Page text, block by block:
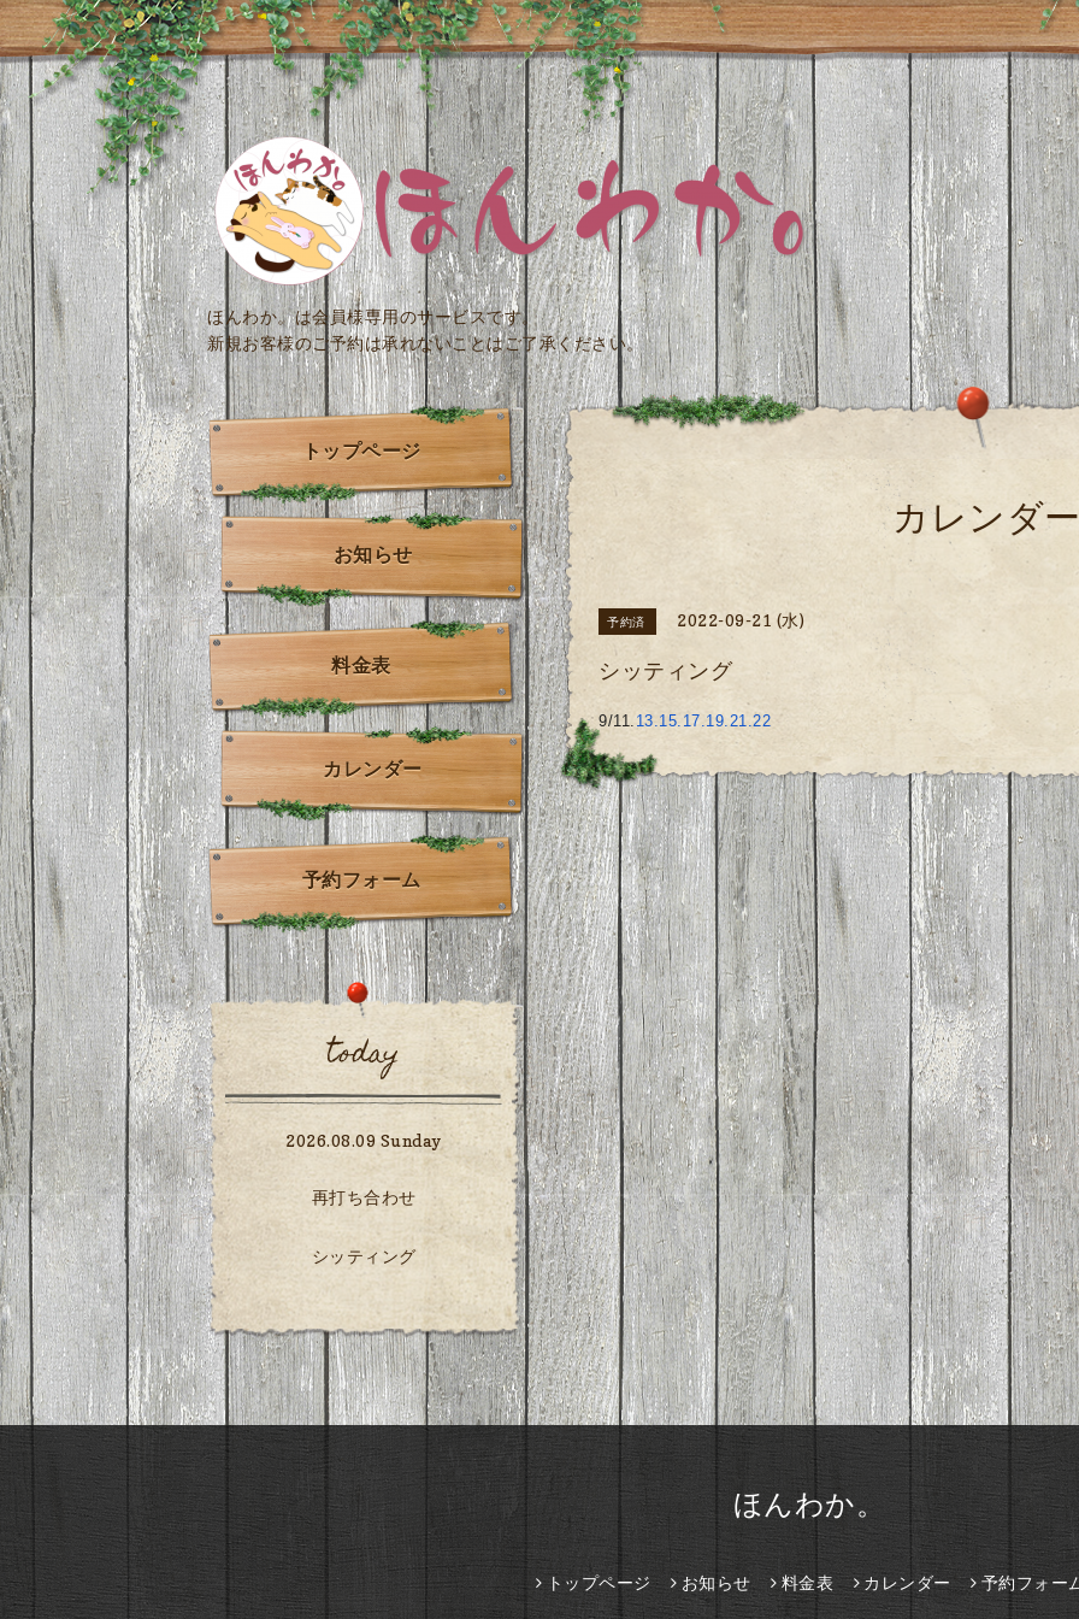
ほんわか。は会員様専用のサービスです。
新規お客様のご予約は承れないことはご了承ください。
カレンダ
予約済 2022-09-21 (水)
シッティング
9/11. 13.15.17.19.21.22
トップページ
お知らせ
料金表
カレンダー
予約フォーム
today
2026.08.09 Sunday
再打ち合わせ
シッティング
ほんわか。
トップページ お知らせ 料金表 カレンダー 予約フォー